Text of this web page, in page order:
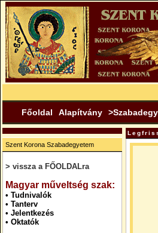
Főoldal Alapítvány
Szent Korona Szabadegyetem
> vissza a FŐOLDALra
Magyar műveltség szak:
• Tudnivalók
• Tanterv
• Jelentkezés
• Oktatók